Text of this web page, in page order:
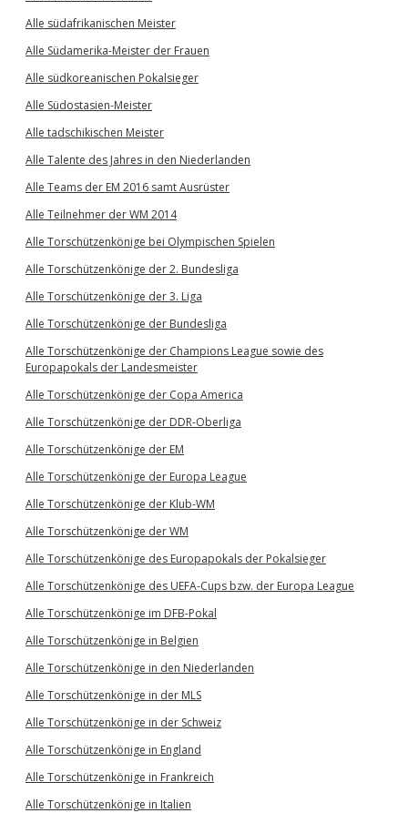
Alle südafrikanischen Meister
Alle Südamerika-Meister der Frauen
Alle südkoreanischen Pokalsieger
Alle Südostasien-Meister
Alle tadschikischen Meister
Alle Talente des Jahres in den Niederlanden
Alle Teams der EM 2016 samt Ausrüster
Alle Teilnehmer der WM 2014
Alle Torschützenkönige bei Olympischen Spielen
Alle Torschützenkönige der 2. Bundesliga
Alle Torschützenkönige der 3. Liga
Alle Torschützenkönige der Bundesliga
Alle Torschützenkönige der Champions League sowie des
Europapokals der Landesmeister
Alle Torschützenkönige der Copa America
Alle Torschützenkönige der DDR-Oberliga
Alle Torschützenkönige der EM
Alle Torschützenkönige der Europa League
Alle Torschützenkönige der Klub-WM
Alle Torschützenkönige der WM
Alle Torschützenkönige des Europapokals der Pokalsieger
Alle Torschützenkönige des UEFA-Cups bzw. der Europa League
Alle Torschützenkönige im DFB-Pokal
Alle Torschützenkönige in Belgien
Alle Torschützenkönige in den Niederlanden
Alle Torschützenkönige in der MLS
Alle Torschützenkönige in der Schweiz
Alle Torschützenkönige in England
Alle Torschützenkönige in Frankreich
Alle Torschützenkönige in Italien